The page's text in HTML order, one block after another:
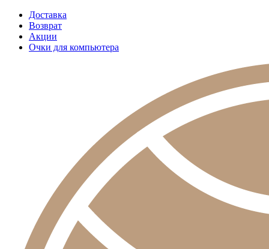
Доставка
Возврат
Акции
Очки для компьютера